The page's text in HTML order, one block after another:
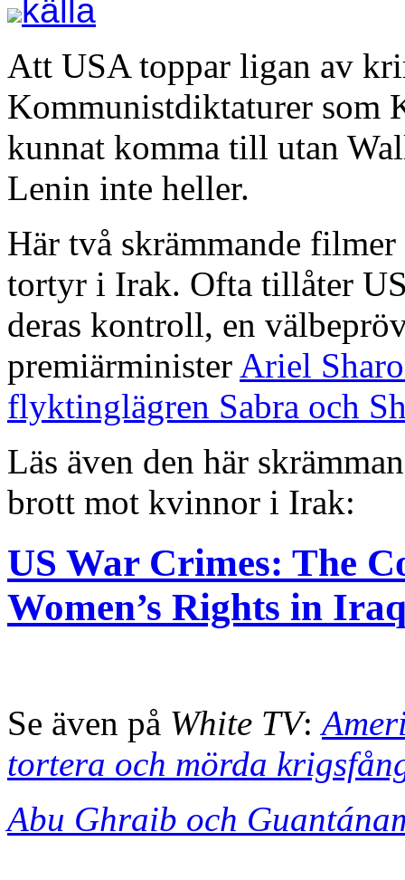
källa
Att USA toppar ligan av
Kommunistdiktaturer som
kunnat komma till utan
Lenin inte heller.
Här två skrämmande
tortyr i Irak. Ofta tillåter
deras kontroll, en
premiärminister Ariel
flyktinglägren Sabra och
Läs även den här
brott mot kvinnor i Irak:
US War Crimes: The
Women’s Rights in
Se även på White TV:
tortera och mörda
Abu Ghraib och